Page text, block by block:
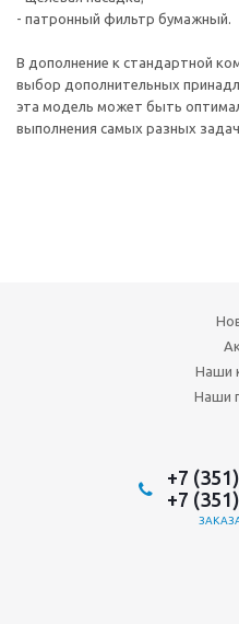
- патронный фильтр бумажный.
В дополнение к стандартной
выбор дополнительных
эта модель может быть
выполнения самых разных
Наши
Наши
+7
+7